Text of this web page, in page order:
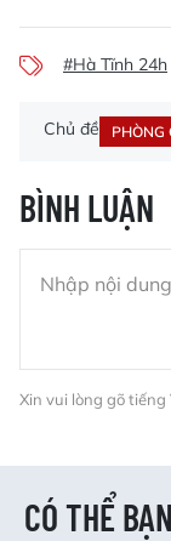
#Hà Tĩnh 24h
Chủ đề PHÒNG
BÌNH LUẬN
Xin vui lòng gõ tiếng
CÓ THỂ